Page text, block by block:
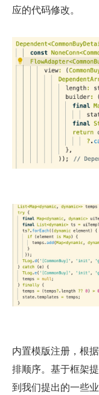
应的代码修改。
内置模版注册，根
排顺序。基于框架
到我们提出的一些业